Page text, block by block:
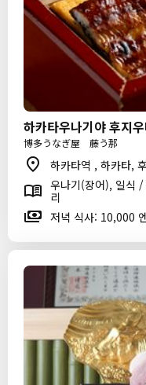
하카타우나기야 후지
博多うなぎ屋 藤う那
하카타역 , 하카타,
우나기(장어), 일식
리
저녁 식사: 10,000